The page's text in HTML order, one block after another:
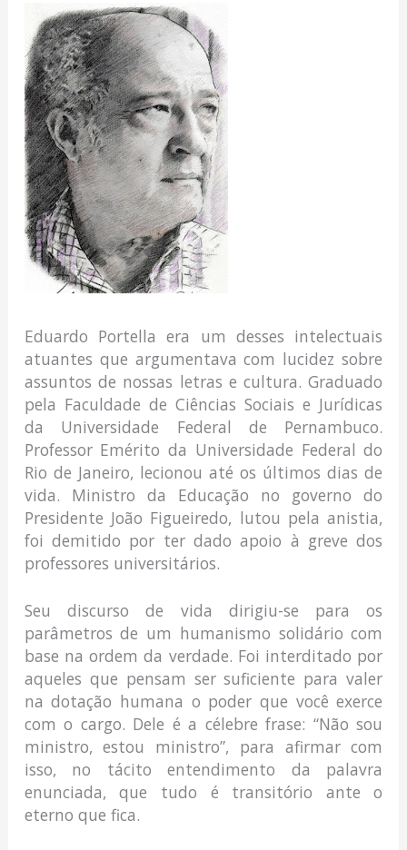
Eduardo Portella era um desses intelectuais
atuantes que argumentava com lucidez sobre
assuntos de nossas letras e cultura. Graduado
pela Faculdade de Ciências Sociais e Jurídicas
da Universidade Federal de Pernambuco.
Professor Emérito da Universidade Federal do
Rio de Janeiro, lecionou até os últimos dias de
vida. Ministro da Educação no governo do
Presidente João Figueiredo, lutou pela anistia,
foi demitido por ter dado apoio à greve dos
professores universitários.
Seu discurso de vida dirigiu-se para os
parâmetros de um humanismo solidário com
base na ordem da verdade. Foi interditado por
aqueles que pensam ser suficiente para valer
na dotação humana o poder que você exerce
com o cargo. Dele é a célebre frase: “Não sou
ministro, estou ministro”, para afirmar com
isso, no tácito entendimento da palavra
enunciada, que tudo é transitório ante o
eterno que fica.